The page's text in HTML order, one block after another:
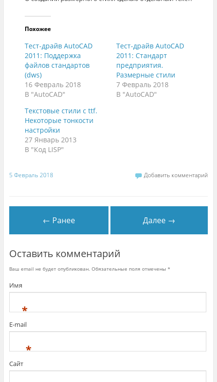
Похожее
Тест-драйв AutoCAD
2011: Поддержка
файлов стандартов
(dws)
16 Февраль 2018
В "AutoCAD"
Тест-драйв AutoCAD
2011: Стандарт
предприятия.
Размерные стили
7 Февраль 2018
В "AutoCAD"
Текстовые стили с ttf.
Некоторые тонкости
настройки
27 Январь 2013
В "Код LISP"
5 Февраль 2018 Добавить комментарий
← Ранее Далее →
Оставить комментарий
Ваш email не будет опубликован. Обязательные поля отмечены *
Имя
*
E-mail
*
Сайт